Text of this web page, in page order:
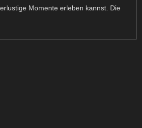
Momente erleben kannst. Die